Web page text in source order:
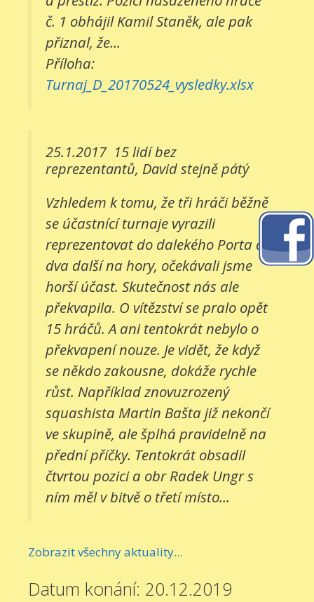
č. 1 obhájil Kamil Staněk, ale pak
přiznal, že...
Příloha:
Turnaj_D_20170524_vysledky.xlsx
25.1.2017 15 lidí bez
reprezentantů, David stejně pátý
Vzhledem k tomu, že tři hráči běžně
se účastnící turnaje vyrazili
reprezentovat do dalekého Porta a
dva další na hory, očekávali jsme
horší účast. Skutečnost nás ale
překvapila. O vítězství se pralo opět
15 hráčů. A ani tentokrát nebylo o
překvapení nouze. Je vidět, že když
se někdo zakousne, dokáže rychle
růst. Například znovuzrozený
squashista Martin Bašta již nekončí
ve skupině, ale šplhá pravidelně na
přední příčky. Tentokrát obsadil
čtvrtou pozici a obr Radek Ungr s
ním měl v bitvě o třetí místo...
Zobrazit všechny aktuality...
Datum konání: 20.12.2019